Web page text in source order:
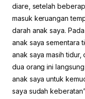
diare, setelah
masuk keruangan
darah anak saya.
anak saya sementara
anak saya masih
dua orang ini
anak saya untuk
saya sudah